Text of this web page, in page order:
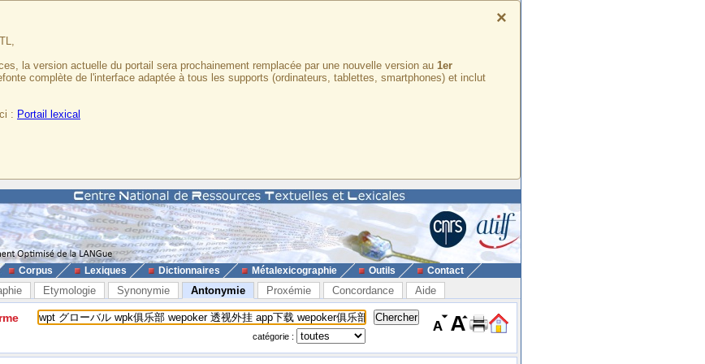
×
la version actuelle du portail sera prochainement remplacée par une nouvelle version au 1er
complète de l'interface adaptée à tous les supports (ordinateurs, tablettes, smartphones) et inclut
: Portail lexical
Corpus Lexiques Dictionnaires Métalexicographie Outils Contact
Etymologie Synonymie Antonymie Proxémie Concordance Aide
catégorie :